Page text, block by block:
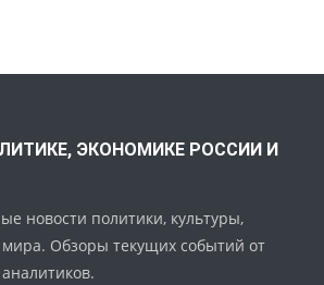
ЭКОНОМИКЕ РОССИИ И
новости политики, культуры,
Обзоры текущих событий от